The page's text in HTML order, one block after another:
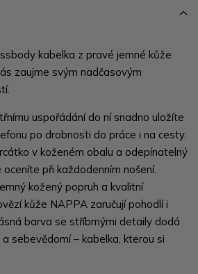
kabelka z pravé jemné kůže
zaujme svým nadčasovým
uspořádání do ní snadno uložíte
po drobnosti do práce i na cesty.
v koženém obalu a odepínatelný
při každodenním nošení.
kožený popruh a kvalitní
kůže NAPPA zaručují pohodlí i
barva se stříbrnými detaily dodá
sebevědomí – kabelka, kterou si